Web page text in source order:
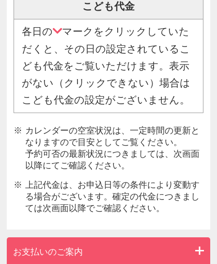
こども代金
各日の
マークをクリックしていた
だくと、その日の設定されているこ
ども代金をご覧いただけます。表示
がない（クリックできない）場合は
こども代金の設定がございません。
カレンダーの空室状況は、一定時間の更新と
なりますので目安としてご覧ください。
予約可否の最新状況につきましては、次画面
以降にてご確認ください。
上記代金は、お申込日等の条件により変動す
る場合がございます。確定の代金につきまし
ては次画面以降でご確認ください。
お支払いのご案内